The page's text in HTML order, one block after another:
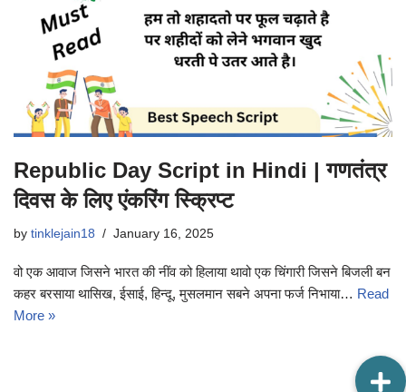
Republic Day Script in Hindi | गणतंत्र
दिवस के लिए एंकरिंग स्क्रिप्ट
by tinklejain18 January 16, 2025
वो एक आवाज जिसने भारत की नींव को हिलाया थावो एक चिंगारी जिसने बिजली बन
कहर बरसाया थासिख, ईसाई, हिन्दू, मुसलमान सबने अपना फर्ज निभाया… Read
More »